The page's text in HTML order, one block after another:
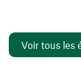
Voir tous les